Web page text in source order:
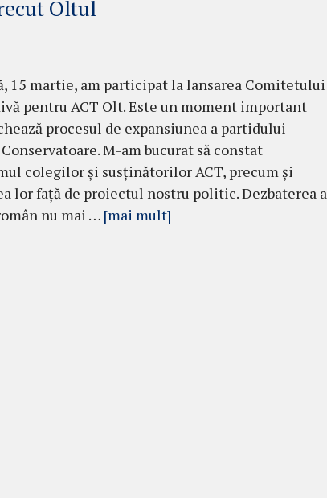
Oltul
15 martie, am participat la lansarea Comitetului
pentru ACT Olt. Este un moment important
procesul de expansiunea a partidului
M-am bucurat să constat
colegilor și susținătorilor ACT, precum și
lor față de proiectul nostru politic. Dezbaterea a
nu mai … [mai mult]